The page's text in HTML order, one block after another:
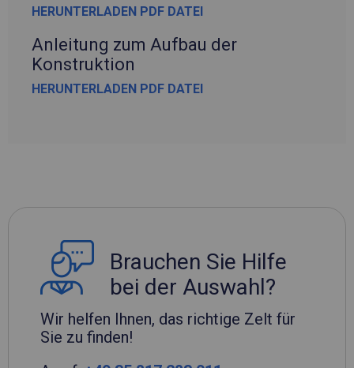
HERUNTERLADEN PDF DATEI
Anleitung zum Aufbau der
Konstruktion
HERUNTERLADEN PDF DATEI
Brauchen Sie Hilfe
bei der Auswahl?
Wir helfen Ihnen, das richtige Zelt für
Sie zu finden!